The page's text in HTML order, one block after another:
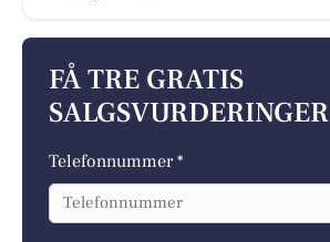
FÅ TRE GRATIS
SALGSVURDERINGER
Telefonnummer *